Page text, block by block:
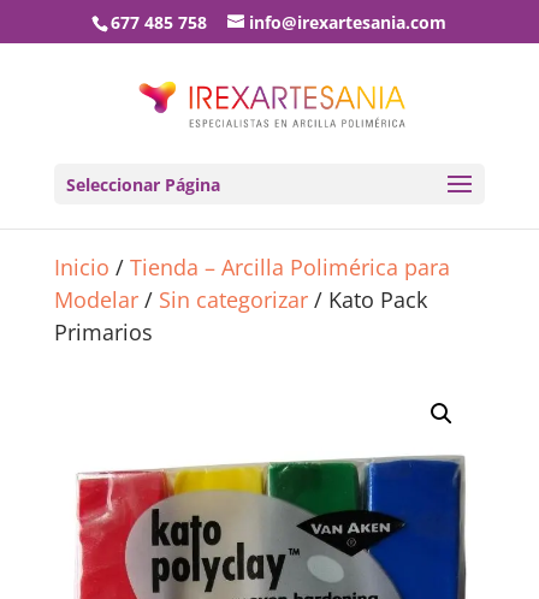
677 485 758 info@irexartesania.com
Seleccionar Página
Inicio / Tienda – Arcilla Polimérica para
Modelar/ Sin categorizar/ Kato Pack
Primarios